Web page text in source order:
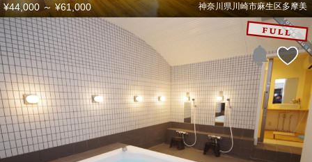
神奈川県川崎市麻生区多摩美
¥44,000 ～¥61,000